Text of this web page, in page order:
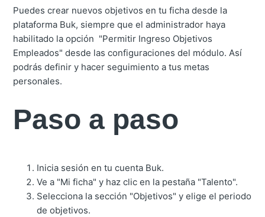
Puedes crear nuevos objetivos en tu ficha desde la
plataforma Buk, siempre que el administrador haya
habilitado la opción "Permitir Ingreso Objetivos
Empleados" desde las configuraciones del módulo. Así
podrás definir y hacer seguimiento a tus metas
personales.
Paso a paso
Inicia sesión en tu cuenta Buk.
Ve a "Mi ficha" y haz clic en la pestaña "Talento".
Selecciona la sección "Objetivos" y elige el periodo
de objetivos.